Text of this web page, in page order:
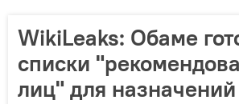
WikiLeaks: Обаме
списки
лиц" для назначений